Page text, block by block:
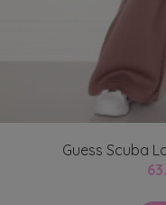
Guess Scuba